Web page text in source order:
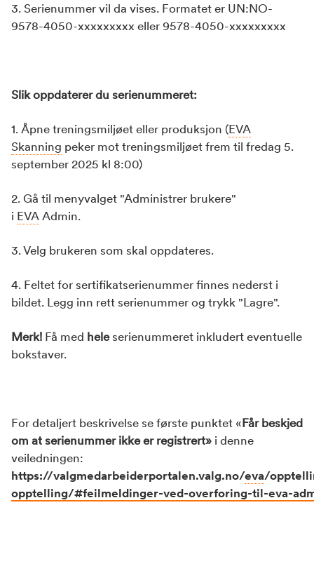
3. Serienummer vil da vises. Formatet er UN:NO-
9578-4050-xxxxxxxxx eller 9578-4050-xxxxxxxxx
Slik oppdaterer du serienummeret:
1. Åpne treningsmiljøet eller produksjon (EVA
Skanning peker mot treningsmiljøet frem til fredag 5.
september 2025 kl 8:00)
2. Gå til menyvalget "Administrer brukere"
i EVAAdmin.
3. Velg brukeren som skal oppdateres.
4. Feltet for sertifikatserienummer finnes nederst i
bildet. Legg inn rett serienummer og trykk "Lagre".
Merk! Få med heleserienummeret inkludert eventuelle
bokstaver.
For detaljert beskrivelse se første punktet «Får beskjed
om at serienummer ikke er registrert» i denne
veiledningen:
https://valgmedarbeiderportalen.valg.no/eva/
opptelling/#feilmeldinger-ved-overforing-til-eva-